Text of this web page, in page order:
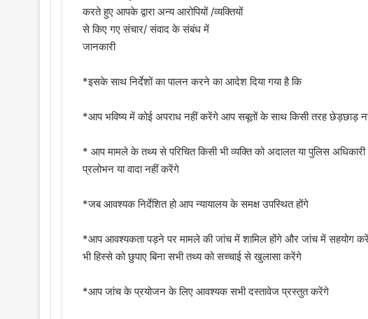
करते हुए आपके द्वारा अन्य आरोपियों /व्यक्तियों
से किए गए संचार/ संवाद के संबंध में
जानकारी
*इसके साथ निर्देशों का पालन करने का आदेश दिया गया है कि
*आप भविष्य में कोई अपराध नहीं करेंगे आप सबूतों के साथ किसी तरह छेड़छाड़
* आप मामले के तथ्य से परिचित किसी भी व्यक्ति को अदालत या पुलिस
प्रलोभन या वादा नहीं करेंगे
*जब आवश्यक निर्देशित हो आप न्यायालय के समक्ष उपस्थित होंगे
*आप आवश्यकता पड़ने पर मामले की जांच में शामिल होंगे और जांच में सहयोग
भी हिस्से को छुपाए बिना सभी तथ्य को सच्चाई से खुलासा करेंगे
*आप जांच के प्रयोजन के लिए आवश्यक सभी दस्तावेज प्रस्तुत करेंगे